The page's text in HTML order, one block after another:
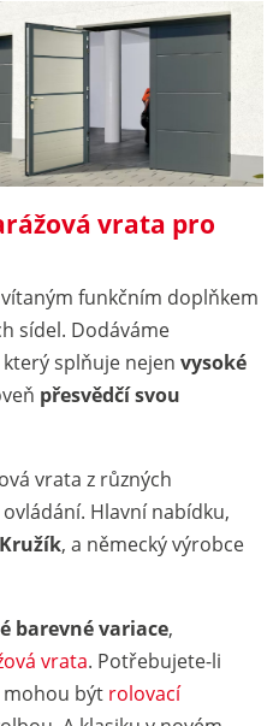
vrata pro
funkčním doplňkem
sídel. Dodáváme
splňuje nejenvysoké
přesvědčí svou
vrata z různých
Hlavní nabídku,
Kružík, a německý výrobce
barevné variace,
vrata. Potřebujete-li
být rolovací